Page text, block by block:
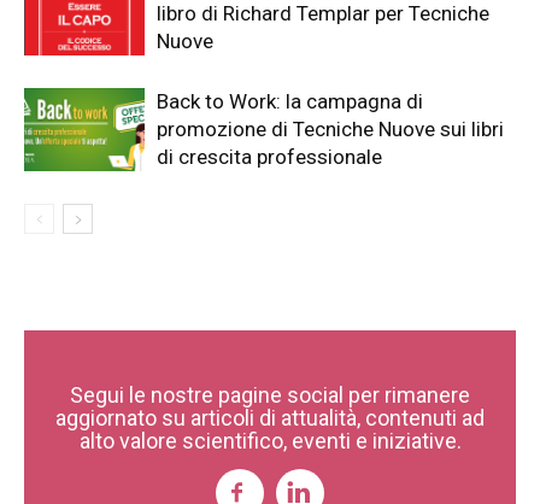
libro di Richard Templar per Tecniche
Nuove
Back to Work: la campagna di
promozione di Tecniche Nuove sui libri
di crescita professionale
Segui le nostre pagine social per rimanere
aggiornato su articoli di attualità, contenuti ad
alto valore scientifico, eventi e iniziative.